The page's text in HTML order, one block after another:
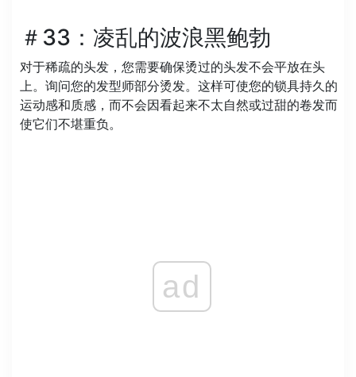
＃33：凌乱的波浪黑鲍勃
对于稀疏的头发，您需要确保烫过的头发不会平放在头
上。询问您的发型师部分烫发。这样可使您的锁具持久的
运动感和质感，而不会因看起来不太自然或过甜的卷发而
使它们不堪重负。
ad